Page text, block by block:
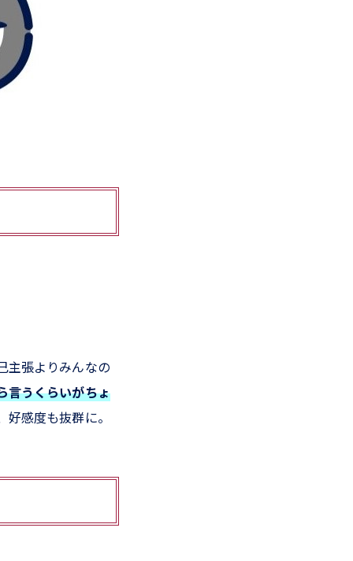
主張よりみんなの
言うくらいがちょ
感度も抜群に。